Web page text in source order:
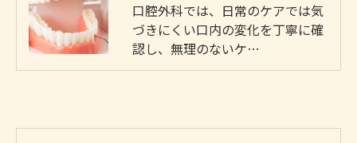
口腔外科では、日常のケアでは気
づきにくい口内の変化を丁寧に確
認し、無理のないケ…